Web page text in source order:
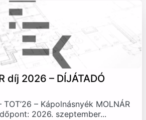
díj 2026 – DÍJÁTADÓ
TOT’26 – Kápolnásnyék MOLNÁR
2026. szeptember...